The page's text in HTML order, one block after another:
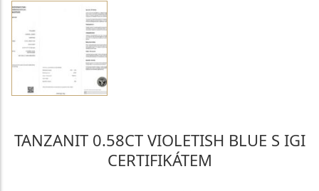
TANZANIT 0.58CT VIOLETISH BLUE S IGI
CERTIFIKÁTEM